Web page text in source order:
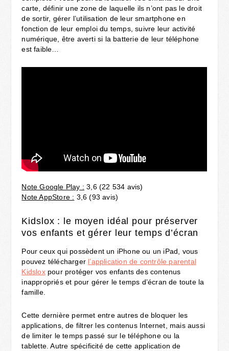
carte, définir une zone de laquelle ils n’ont pas le droit
de sortir, gérer l’utilisation de leur smartphone en
fonction de leur emploi du temps, suivre leur activité
numérique, être averti si la batterie de leur téléphone
est faible…
Note Google Play : 3,6 (22 534 avis)
Note AppStore : 3,6 (93 avis)
Kidslox : le moyen idéal pour préserver
vos enfants et gérer leur temps d’écran
Pour ceux qui possèdent un iPhone ou un iPad, vous
pouvez télécharger l’application de contrôle parental
Kidsloxpour protéger vos enfants des contenus
inappropriés et pour gérer le temps d’écran de toute la
famille.
Cette dernière permet entre autres de bloquer les
applications, de filtrer les contenus Internet, mais aussi
de limiter le temps passé sur le téléphone ou la
tablette. Autre spécificité de cette application de